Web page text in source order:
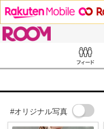
#オリジナル写真